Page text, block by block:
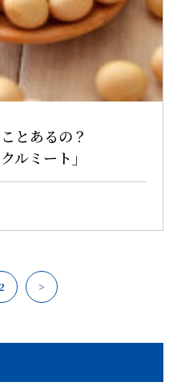
とあるの？
ルミート」
2 >